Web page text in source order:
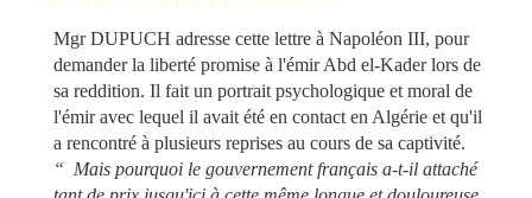
Mgr DUPUCH adresse cette lettre à Napoléon III, pour
demander la liberté promise à l'émir Abd el-Kader lors de
sa reddition. Il fait un portrait psychologique et moral de
l'émir avec lequel il avait été en contact en Algérie et qu'il
a rencontré à plusieurs reprises au cours de sa captivité.
“ Mais pourquoi le gouvernement français a-t-il attaché